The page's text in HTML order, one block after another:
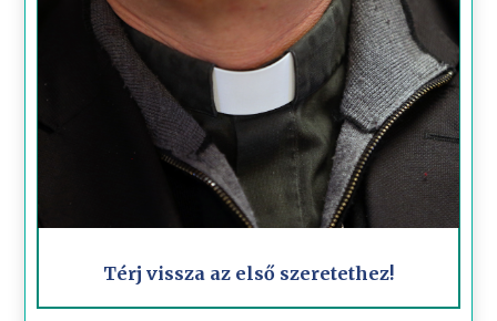
Térj vissza az első szeretethez!